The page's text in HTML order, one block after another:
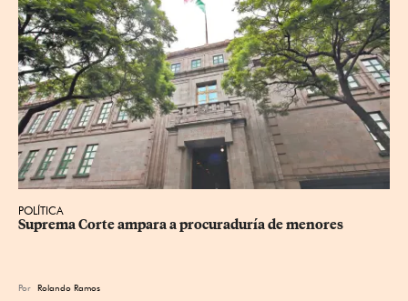
POLÍTICA
Suprema Corte ampara a procuraduría de menores
Por Rolando Ramos